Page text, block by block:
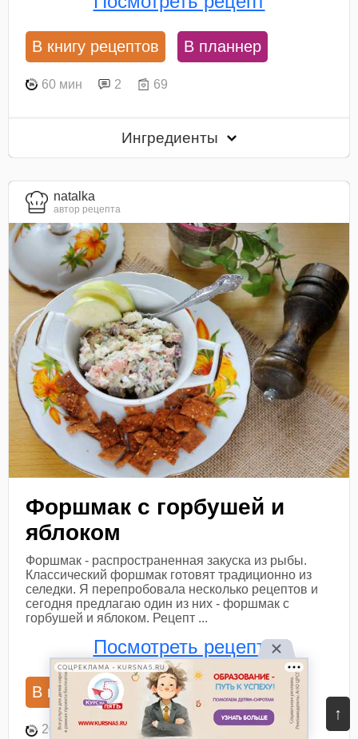
↑
В книгу рецептов В планнер
60 мин 2 69
Ингредиенты
natalka
автор рецепта
Форшмак с горбушей и
яблоком
Форшмак - распространенная закуска из рыбы.
Классический форшмак готовят традиционно из
селедки. Я перепробовала несколько рецептов и
сегодня предлагаю один из них - форшмак с
горбушей и яблоком. Рецепт ...
Посмотреть рецепт
В книгу рецептов В планнер
20 мин 1 26
СОЦРЕКЛАМА • KURSNA5.RU